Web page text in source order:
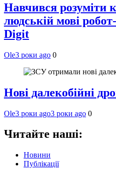
Навчився розуміти
людській мові
Digit
Ole3 роки ago 0
Нові далекобійні
Ole3 роки ago3 роки ago 0
Читайте наші:
Новини
Публікації